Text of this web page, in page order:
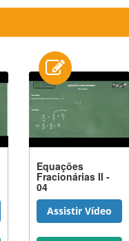
Equações
Fracionárias II -
04
Assistir Vídeo